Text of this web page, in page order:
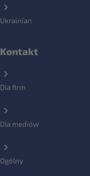
Ukrainian
Kontakt
Dla firm
Dla mediów
Ogólny